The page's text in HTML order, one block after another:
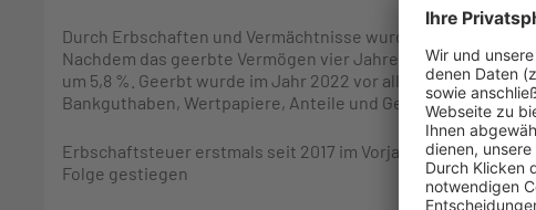
Durch Erbschaften und Vermächtnisse wurde im Jahr 2022
Nachdem das geerbte Vermögen vier Jahre in Folge
um 5,8 %. Geerbt wurde im Jahr 2022 vor allem übriges
Bankguthaben, Wertpapiere, Anteile und Genussscheine
Erbschaftsteuer erstmals seit 2017 im Vorjahresvergleich
Folge gestiegen